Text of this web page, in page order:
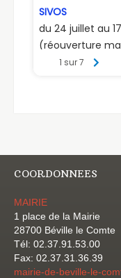
COORDONNEES
MAIRIE
1 place de la Mairie
28700 Béville le Comte
Tél: 02.37.91.53.00
Fax: 02.37.31.36.39
mairie-de-beville-le-